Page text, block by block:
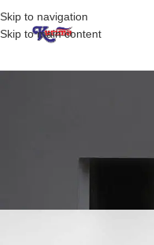
Skip to navigation
Skip to main content